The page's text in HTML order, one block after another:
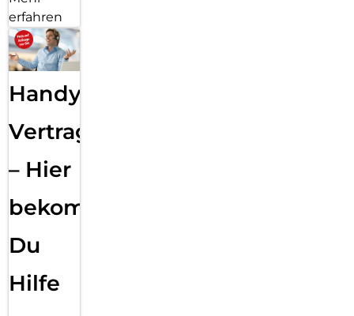
erfahren
Handy
Vertragsabwicklung
– Hier
bekommst
Du
Hilfe